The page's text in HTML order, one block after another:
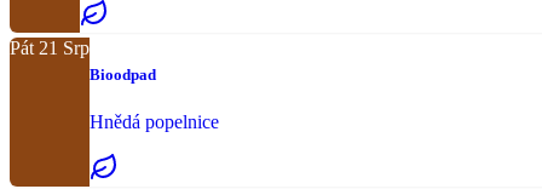
Pát 21 Srp
Bioodpad
Hnědá popelnice